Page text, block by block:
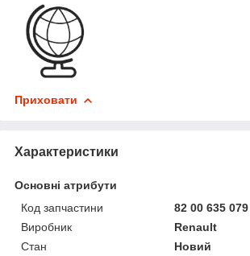
Приховати
Характеристики
Основні атрибути
Код запчастини
82 00 635 079
Виробник
Renault
Стан
Новий